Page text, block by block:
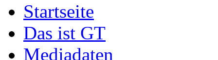
Startseite
Das ist GT
Mediadaten